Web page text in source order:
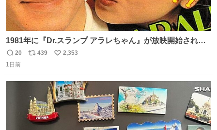
1981年に『Dr.スランプ アラレちゃん』が放映開始された
直後の鳥山明さんと、小山茉美さんです。
返
信
20
リ
数
439
い
数
2,353
1日前